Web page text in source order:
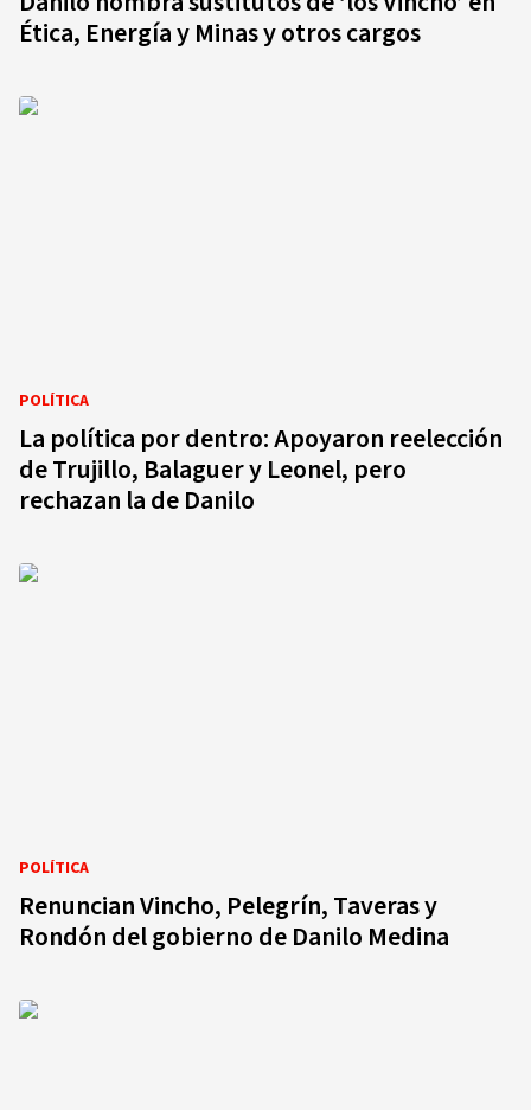
Ética, Energía y Minas y otros cargos
POLÍTICA
La política por dentro: Apoyaron reelección
de Trujillo, Balaguer y Leonel, pero
rechazan la de Danilo
POLÍTICA
Renuncian Vincho, Pelegrín, Taveras y
Rondón del gobierno de Danilo Medina